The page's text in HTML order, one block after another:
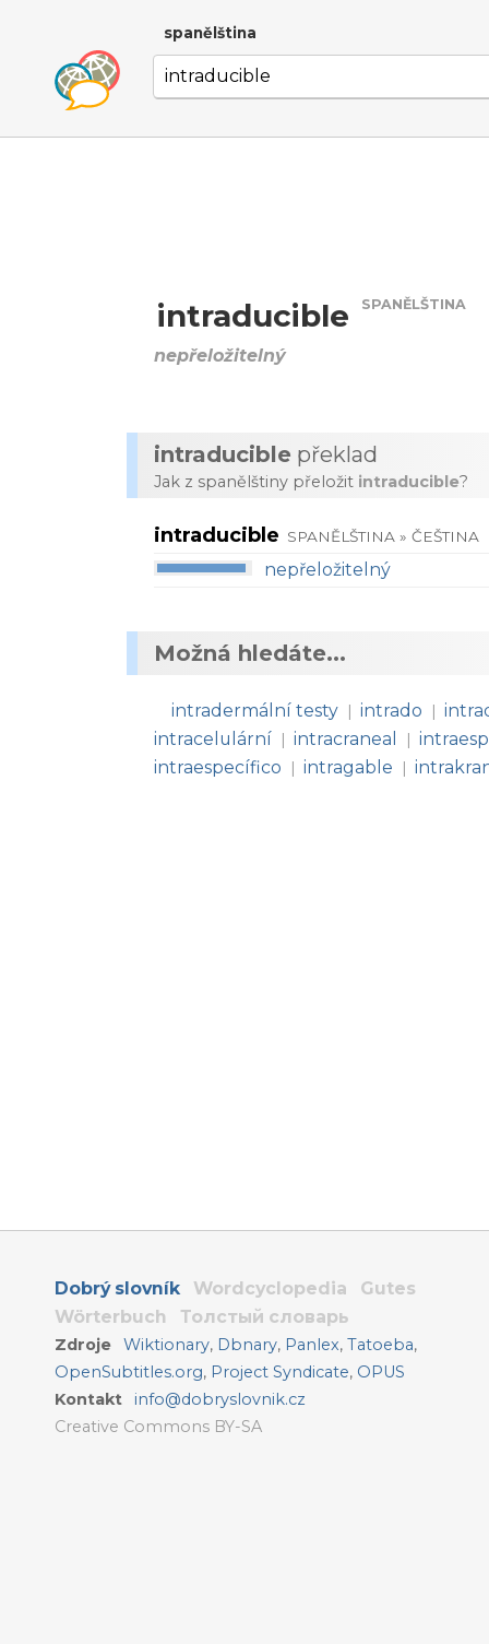
spanělština
intraducible SPANĚLŠTINA
nepřeložitelný
intraducible překlad
Jak z spanělštiny přeložit intraducible?
intraducible SPANĚLŠTINA » ČEŠTINA
nepřeložitelný
Možná hledáte...
intradermální testy | intrado |
intracelulární | intracraneal |
intraespecífico
| intragable |
Dobrý slovník Wordcyclopedia
Gutes
Wörterbuch
Толстый словарь
Zdroje Wiktionary, Dbnary, Panlex,Tatoeba,
OpenSubtitles.org, Project Syndicate, OPUS
Kontakt
info@dobryslovnik.cz
Creative Commons BY-SA